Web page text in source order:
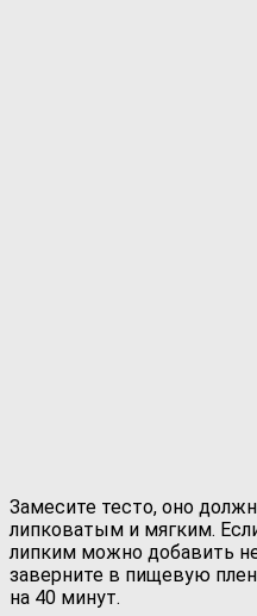
Замесите тесто, оно
липковатым и мягким.
липким можно добавить
заверните в пищевую
на 40 минут.